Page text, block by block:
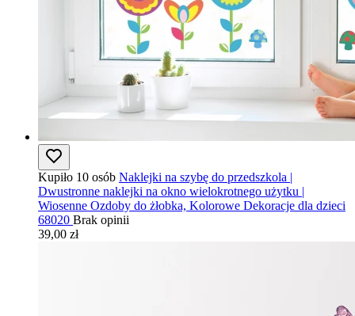
Kupiło 10 osób Naklejki na szybę do przedszkola |
Dwustronne naklejki na okno wielokrotnego użytku |
Wiosenne Ozdoby do żłobka, Kolorowe Dekoracje dla dzieci
68020 Brak opinii
39,00 zł